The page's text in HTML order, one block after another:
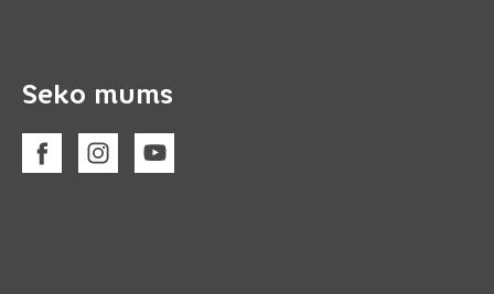
Seko mums